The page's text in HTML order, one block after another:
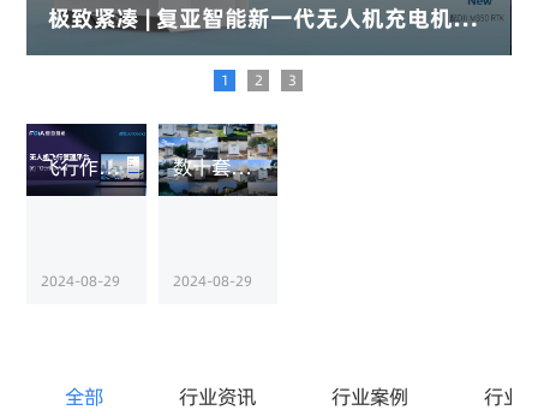
关于复亚
极致紧凑 | 复亚智能新一代无人机充电机场A40C重磅发布
1 2 3
飞行作业界面全面升级，复亚无人机管理平台精准掌控多任务巡查
2024-08-29
数十套复亚智能无人机机场部署，江苏某公安实现低空城市覆盖
2024-08-29
全部 行业资讯 行业案例 行业